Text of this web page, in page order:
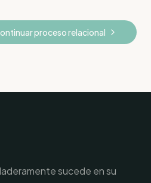
proceso relacional
sucede en su